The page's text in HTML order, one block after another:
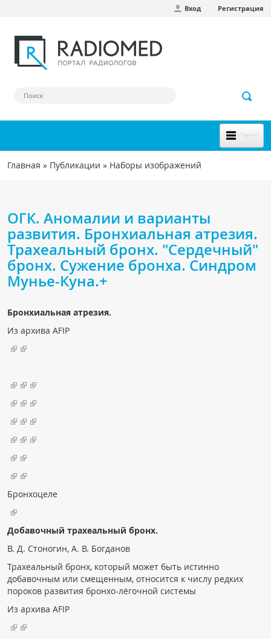
Вход Регистрация
Меню
НОВОЕ НА САЙТЕ
Форум
Наш сборник ссылок
Чат RADIOMED
ОБРАЗОВАНИЕ
КНИЖНЫЙ МАГАЗИН
ПАЦИЕНТАМ
Где пройти обследование
Вы здесь
Главная » Публикации » Наборы изображений
ОГК. Аномалии и варианты
развития. Бронхиальная атрезия.
Трахеальный бронх. "Сердечный"
бронх. Сужение бронха. Синдром
Мунье-Куна.+
Бронхиальная атрезия.
Из архива AFIP
Бронхоцеле
Добавочный трахеальный бронх.
В. Д. Стоногин, А. В. Богданов
Трахеальный бронх, который может быть истинно
добавочным или смещенным, относится к числу редких
пороков развития бронхо-лёгочной системы
Из архива AFIP